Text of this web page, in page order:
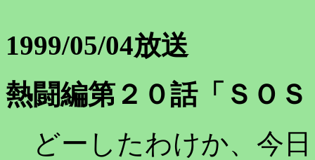
1999/05/04放送
熱闘編第２０話「ＳＯ
どーしたわけか、今